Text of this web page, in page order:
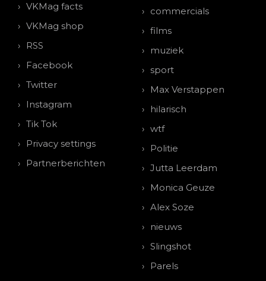
VKMag facts
VKMag shop
RSS
Facebook
Twitter
Instagram
Tik Tok
Privacy settings
Partnerberichten
commercials
films
muziek
sport
Max Verstappen
hilarisch
wtf
Politie
Jutta Leerdam
Monica Geuze
Alex Soze
nieuws
Slingshot
Parels